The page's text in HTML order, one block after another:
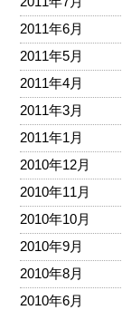
2011年6月
2011年5月
2011年4月
2011年3月
2011年1月
2010年12月
2010年11月
2010年10月
2010年9月
2010年8月
2010年6月